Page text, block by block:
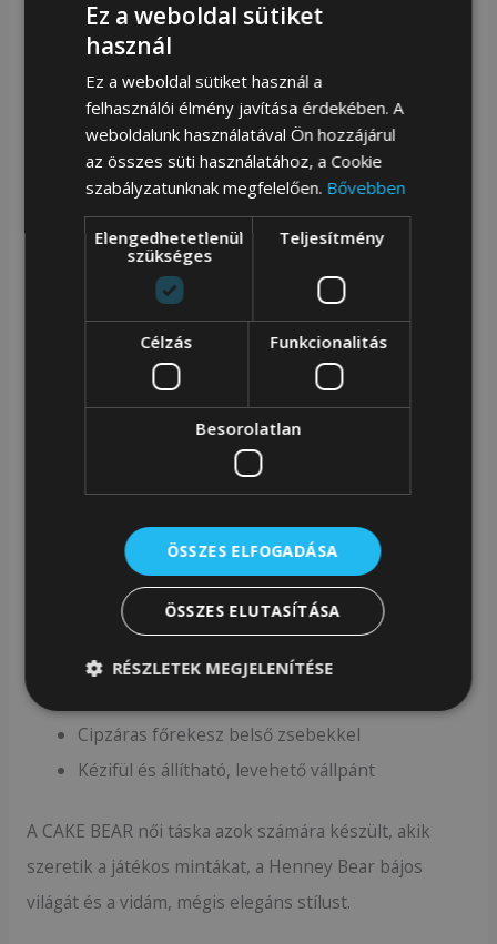
zseb segíti a rendszerezést, míg az elülső és oldalsó
mellett levehető, állítható vállpánt is tartozik hozzá,
így többféle viselési módot kínál – kézben, vállon vagy
keresztben.
A piros műbőr részletek és az aranyszínű
fémkiegészítők prémium hatást keltenek, miközben
megőrzik a Henney Bear kollekciókra jellemző
kedvességet és egyedi karaktert. Ez a modell
tökéletes választás azoknak, akik szeretik a
részletgazdag, életvidám kiegészítőket, amelyek
minden megjelenést feldobnak.
Főbb jellemzők:
100% állati eredetű anyagtól mentes
Gobelin szövet világos alapon mackó- és
édességmintával
Piros műbőr részletek, aranyszínű
Cipzáras főrekesz belső zsebekkel
Kézifül és állítható, levehető vállpánt
A CAKE BEAR női táska azok számára készült, akik
szeretik a játékos mintákat, a Henney Bear bájos
világát és a vidám, mégis elegáns stílust.
Ez a weboldal sütiket
használ
Ez a weboldal sütiket használ a
felhasználói élmény javítása érdekében. A
weboldalunk használatával Ön hozzájárul
az összes süti használatához, a Cookie
szabályzatunknak megfelelően. Bővebben
Elengedhetetlenül
szükséges
Teljesítmény
Célzás Funkcionalitás
Besorolatlan
ÖSSZES ELFOGADÁSA
ÖSSZES ELUTASÍTÁSA
RÉSZLETEK MEGJELENÍTÉSE